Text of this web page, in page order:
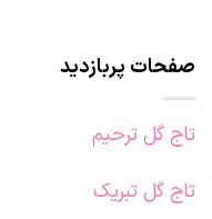
صفحات پربازدید
تاج گل ترحیم
تاج گل تبریک